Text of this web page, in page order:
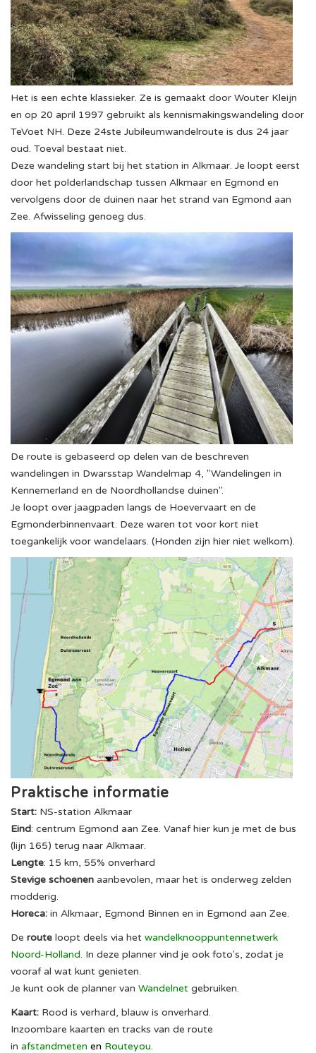
Het is een echte klassieker. Ze is gemaakt door Wouter Kleijn
en op 20 april 1997 gebruikt als kennismakingswandeling door
TeVoet NH. Deze 24ste Jubileumwandelroute is dus 24 jaar
oud. Toeval bestaat niet.
Deze wandeling start bij het station in Alkmaar. Je loopt eerst
door het polderlandschap tussen Alkmaar en Egmond en
vervolgens door de duinen naar het strand van Egmond aan
Zee. Afwisseling genoeg dus.
De route is gebaseerd op delen van de beschreven
wandelingen in Dwarsstap Wandelmap 4, "Wandelingen in
Kennemerland en de Noordhollandse duinen".
Je loopt over jaagpaden langs de Hoevervaart en de
Egmonderbinnenvaart. Deze waren tot voor kort niet
toegankelijk voor wandelaars. (Honden zijn hier niet welkom).
Praktische informatie
Start: NS-station Alkmaar
Eind: centrum Egmond aan Zee. Vanaf hier kun je met de bus
(lijn 165) terug naar Alkmaar.
Lengte: 15 km, 55% onverhard
Stevige schoenen aanbevolen, maar het is onderweg zelden
modderig.
Horeca: in Alkmaar, Egmond Binnen en in Egmond aan Zee.
De route loopt deels via het wandelknooppuntennetwerk
Noord-Holland. In deze planner vind je ook foto's, zodat je
vooraf al wat kunt genieten.
Je kunt ook de planner van Wandelnet gebruiken.
Kaart: Rood is verhard, blauw is onverhard.
Inzoombare kaarten en tracks van de route
in afstandmeten en Routeyou.